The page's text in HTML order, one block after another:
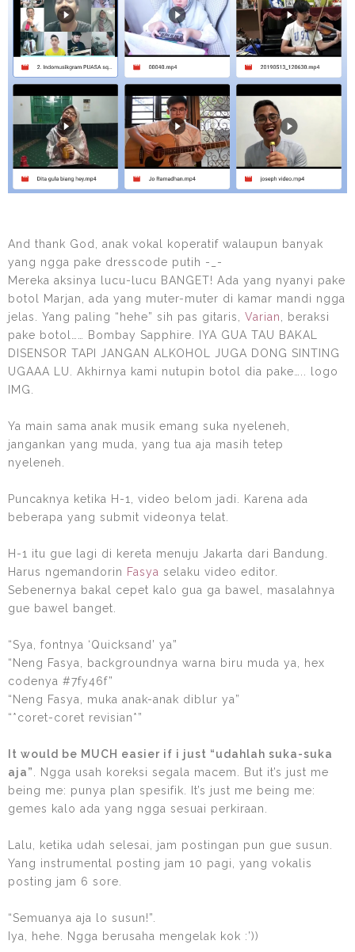
And thank God, anak vokal koperatif walaupun banyak
yang ngga pake dresscode putih -_-
Mereka aksinya lucu-lucu BANGET! Ada yang nyanyi pake
botol Marjan, ada yang muter-muter di kamar mandi ngga
jelas. Yang paling “hehe” sih pas gitaris, Varian
, beraksi
pake botol…… Bombay Sapphire. IYA GUA TAU BAKAL
DISENSOR TAPI JANGAN ALKOHOL JUGA DONG SINTING
UGAAA LU. Akhirnya kami nutupin botol dia pake….. logo
IMG.
Ya main sama anak musik emang suka nyeleneh,
jangankan yang muda, yang tua aja masih tetep
nyeleneh.
Puncaknya ketika H-1, video belom jadi. Karena ada
beberapa yang submit videonya telat.
H-1 itu gue lagi di kereta menuju Jakarta dari Bandung.
Harus ngemandorin Fasya selaku video editor.
Sebenernya bakal cepet kalo gua ga bawel, masalahnya
gue bawel banget.
“Sya, fontnya ‘Quicksand’ ya”
“Neng Fasya, backgroundnya warna biru muda ya, hex
codenya #7fy46f”
“Neng Fasya, muka anak-anak diblur ya”
“*coret-coret revisian*”
It would be MUCH easier if i just “udahlah suka-suka
aja”
. Ngga usah koreksi segala macem. But it’s just me
being me: punya plan spesifik. It’s just me being me:
gemes kalo ada yang ngga sesuai perkiraan.
Lalu, ketika udah selesai, jam postingan pun gue susun.
Yang instrumental posting jam 10 pagi, yang vokalis
posting jam 6 sore.
“Semuanya aja lo susun!”.
Iya, hehe. Ngga berusaha mengelak kok :’))